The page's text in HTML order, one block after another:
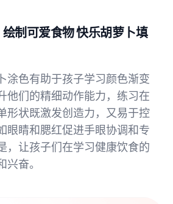
制可爱食物 快乐胡萝卜填
涂色有助于孩子学习颜色渐变
他们的精细动作能力，练习在
形状既激发创造力，又易于控
眼睛和腮红促进手眼协调和专
，让孩子们在学习健康饮食的
奋。